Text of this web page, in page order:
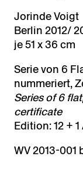
Jorinde Voigt
Berlin 2012/
je 51 x 36 cm
Serie von 6
nummeriert,
Series of 6
certificate
Edition: 12 + 1
WV 2013-001